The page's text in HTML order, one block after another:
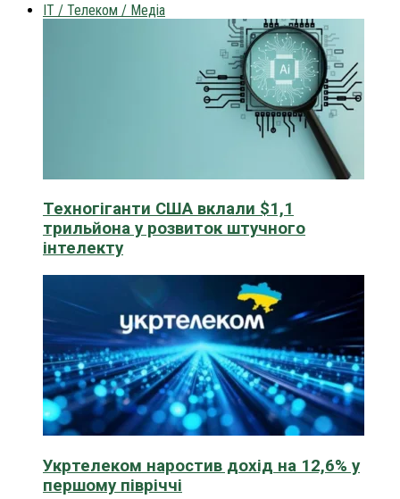
IT / Телеком / Медіа
Техногіганти США вклали $1,1
трильйона у розвиток штучного
інтелекту
Укртелеком наростив дохід на 12,6% у
першому півріччі